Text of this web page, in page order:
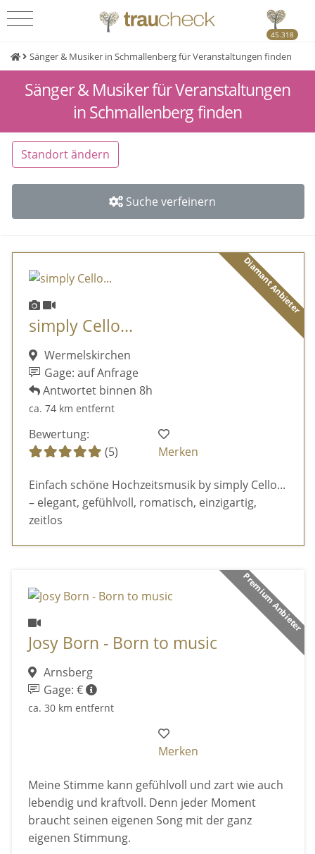
45.318
Sänger & Musiker in Schmallenberg für Veranstaltungen finden
Sänger & Musiker für Veranstaltungen
in Schmallenberg finden
Standort ändern
Suche verfeinern
Diamant Anbieter
simply Cello...
Wermelskirchen
Gage: auf Anfrage
Antwortet binnen 8h
ca. 74 km entfernt
Bewertung:
(5)
Merken
Einfach schöne Hochzeitsmusik by simply Cello...
– elegant, gefühlvoll, romatisch, einzigartig,
zeitlos
Premium Anbieter
Josy Born - Born to music
Arnsberg
Gage: €
ca. 30 km entfernt
Merken
Meine Stimme kann gefühlvoll und zart wie auch
lebendig und kraftvoll. Denn jeder Moment
braucht seinen eigenen Song mit der ganz
eigenen Stimmung.